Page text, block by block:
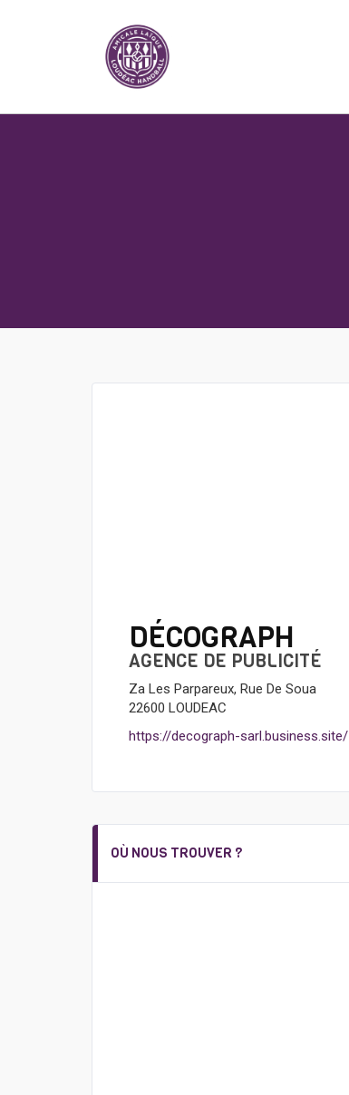
DÉCOGRAPH
AGENCE DE PUBLICITÉ
Za Les Parpareux, Rue De Soua
22600 LOUDEAC
https://decograph-sarl.business.site/
OÙ NOUS TROUVER ?